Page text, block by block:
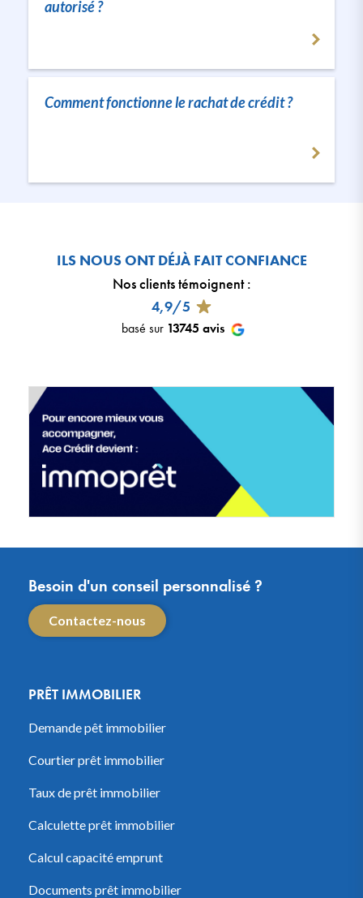
autorisé ?
Comment fonctionne le rachat de crédit ?
ILS NOUS ONT DÉJÀ FAIT CONFIANCE
Nos clients témoignent:
4,9/5
basé sur 13745 avis
Besoin d'un conseil personnalisé ?
Contactez-nous
PRÊT IMMOBILIER
Demande pêt immobilier
Courtier prêt immobilier
Taux de prêt immobilier
Calculette prêt immobilier
Calcul capacité emprunt
Documents prêt immobilier